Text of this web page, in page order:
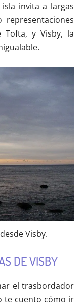
invita a largas
representaciones
Tofta, y Visby, la
Visby.
DE VISBY
el trasbordador
te cuento cómo ir